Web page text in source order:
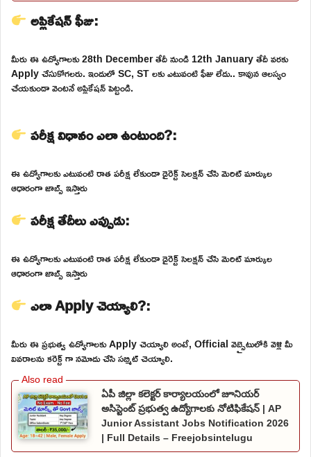
అప్లికేషన్ ఫీజు:
మీరు ఈ ఉద్యోగాలకు 28th December తేదీ నుండి 12th January తేదీ వరకు
Apply చేసుకోగలరు. ఇందులో SC, ST లకు ఎటువంటి ఫీజు లేదు.. కావున ఆలస్యం
చేయకుండా వెంటనే అప్లికేషన్ పెట్టండి.
పరీక్ష విధానం ఎలా ఉంటుంది?:
ఈ ఉద్యోగాలకు ఎటువంటి రాత పరీక్ష లేకుండా డైరెక్ట్ సెలక్షన్ చేసి మెరిట్ మార్కుల
ఆధారంగా జాబ్స్ ఇస్తారు
పరీక్ష తేదీలు ఎప్పుడు:
ఈ ఉద్యోగాలకు ఎటువంటి రాత పరీక్ష లేకుండా డైరెక్ట్ సెలక్షన్ చేసి మెరిట్ మార్కుల
ఆధారంగా జాబ్స్ ఇస్తారు
ఎలా Apply చెయ్యాలి?:
మీరు ఈ ప్రభుత్వ ఉద్యోగాలకు Apply చెయ్యాలి అంటే, Official వెబ్సైటులోకి వెళ్లి మీ
వివరాలను కరెక్ట్ గా నమోదు చేసి సబ్మిట్ చెయ్యాలి.
ఏపీ జిల్లా కలెక్టర్ కార్యాలయంలో జూనియర్
అసిస్టెంట్ ప్రభుత్వ ఉద్యోగాలకు నోటిఫికేషన్ | AP
Junior Assistant Jobs Notification 2026
| Full Details – Freejobsintelugu